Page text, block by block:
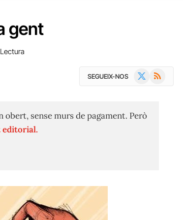
gent
SEGUEIX-NOS RSS
sense murs de pagament. Però
editorial.